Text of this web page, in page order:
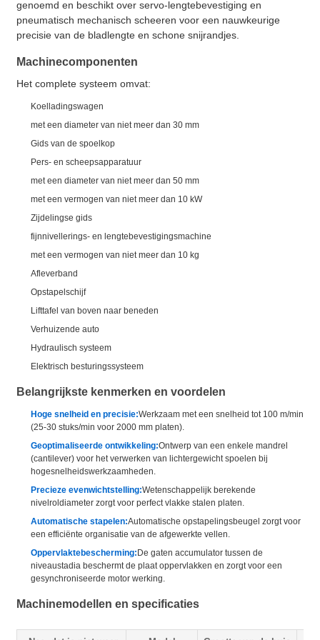
genoemd en beschikt over servo-lengtebevestiging en
pneumatisch mechanisch scheeren voor een nauwkeurige
precisie van de bladlengte en schone snijrandjes.
Machinecomponenten
Het complete systeem omvat:
Koelladingswagen
met een diameter van niet meer dan 30 mm
Gids van de spoelkop
Pers- en scheepsapparatuur
met een diameter van niet meer dan 50 mm
met een vermogen van niet meer dan 10 kW
Zijdelingse gids
fijnnivellerings- en lengtebevestigingsmachine
met een vermogen van niet meer dan 10 kg
Afleverband
Opstapelschijf
Lifttafel van boven naar beneden
Verhuizende auto
Hydraulisch systeem
Elektrisch besturingssysteem
Belangrijkste kenmerken en voordelen
Hoge snelheid en precisie:Werkzaam met een snelheid tot 100 m/min
(25-30 stuks/min voor 2000 mm platen).
Geoptimaliseerde ontwikkeling:Ontwerp van een enkele mandrel
(cantilever) voor het verwerken van lichtergewicht spoelen bij
hogesnelheidswerkzaamheden.
Precieze evenwichtstelling:Wetenschappelijk berekende
nivelroldiameter zorgt voor perfect vlakke stalen platen.
Automatische stapelen:Automatische opstapelingsbeugel zorgt voor
een efficiënte organisatie van de afgewerkte vellen.
Oppervlaktebescherming:De gaten accumulator tussen de
niveaustadia beschermt de plaat oppervlakken en zorgt voor een
gesynchroniseerde motor werking.
Machinemodellen en specificaties